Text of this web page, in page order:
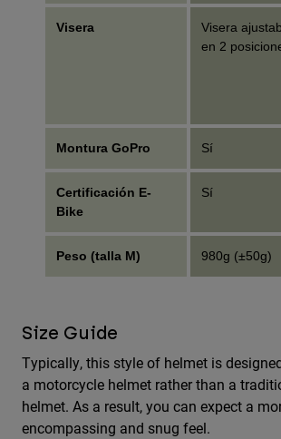
Visera
Visera
en 2
Montura GoPro Sí
Certificación E-
Bike
Sí
Peso (talla M) 980g (±50g)
Size Guide
Typically, this style of helmet is
a motorcycle helmet rather than a
helmet. As a result, you can expect a
encompassing and snug feel.